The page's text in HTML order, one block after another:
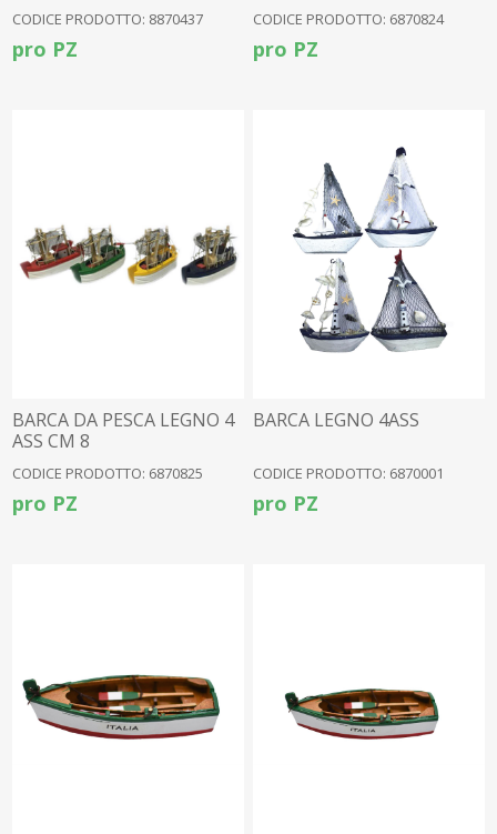
CODICE PRODOTTO: 8870437
pro PZ
CODICE PRODOTTO: 6870824
pro PZ
BARCA DA PESCA LEGNO 4
ASS CM 8
CODICE PRODOTTO: 6870825
pro PZ
BARCA LEGNO 4ASS
CODICE PRODOTTO: 6870001
pro PZ